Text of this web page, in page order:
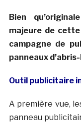
Bien
majeure de
campagne de
panneaux
Outil publicitaire
A première vue,
panneau